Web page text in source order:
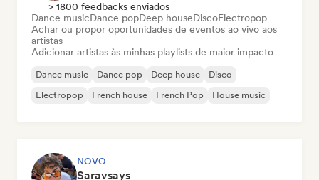
> 1800 feedbacks enviados
Dance musicDance popDeep houseDiscoElectropop
Achar ou propor oportunidades de eventos ao vivo aos
artistas
Adicionar artistas às minhas playlists de maior impacto
Dance music Dance pop Deep house
Disco
Electropop
French house French Pop House music
NOVO
Saravsays